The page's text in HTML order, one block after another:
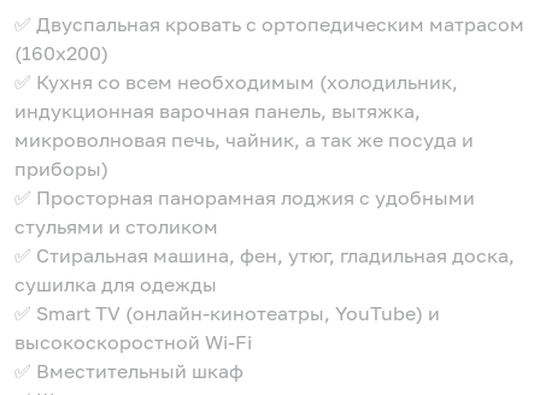
✅ Двуспальная кровать с ортопедическим матрасом
(160х200)
✅ Кухня со всем необходимым (холодильник,
индукционная варочная панель, вытяжка,
микроволновая печь, чайник, а так же посуда и
приборы)
✅ Просторная панорамная лоджия с удобными
стульями и столиком
✅ Стиральная машина, фен, утюг, гладильная доска,
сушилка для одежды
✅ Smart TV (онлайн-кинотеатры, YouTube) и
высокоскоростной Wi-Fi
✅ Вместительный шкаф